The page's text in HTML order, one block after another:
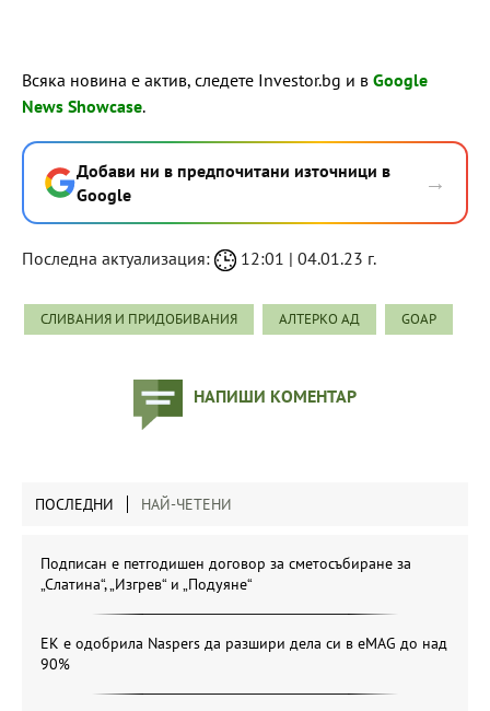
Всяка новина е актив, следете Investor.bg и в Google
News Showcase.
Добави ни в предпочитани източници в
Google
→
Последна актуализация: 12:01 | 04.01.23 г.
СЛИВАНИЯ И ПРИДОБИВАНИЯ АЛТЕРКО АД GOAP
НАПИШИ КОМЕНТАР
ПОСЛЕДНИ НАЙ-ЧЕТЕНИ
Подписан е петгодишен договор за сметосъбиране за
„Слатина“, „Изгрев“ и „Подуяне“
ЕК е одобрила Naspers да разшири дела си в eMAG до над
90%